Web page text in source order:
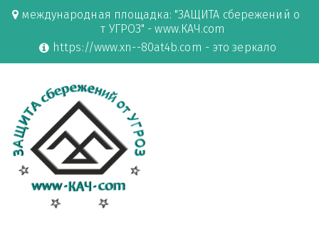
международная площадка: "ЗАЩИТА сбережений о
т УГРОЗ" - www.КАЧ.com
https://www.xn--80at4b.com - это зеркало